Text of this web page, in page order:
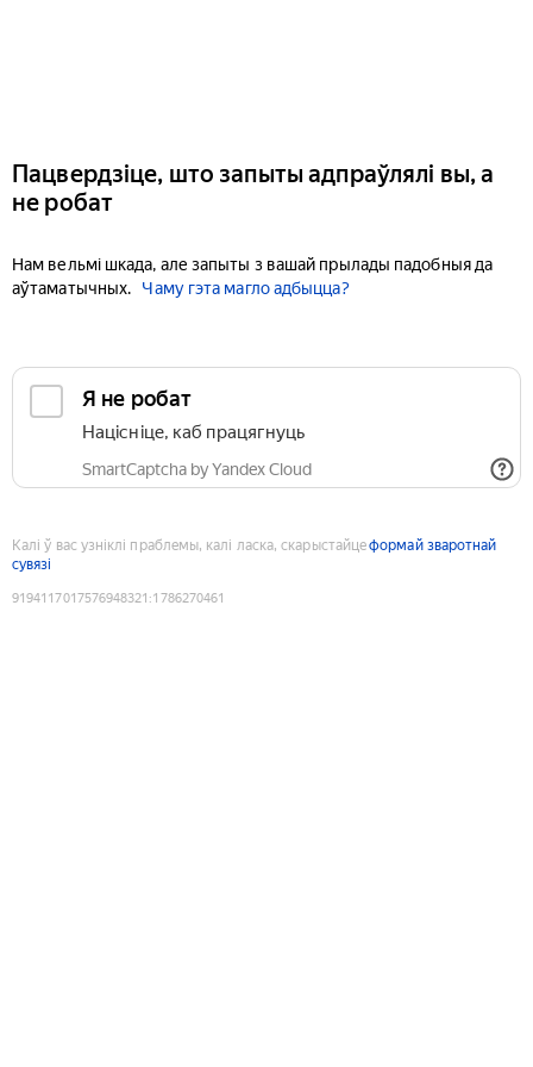
Пацвердзіце, што запыты адпраўлялі вы, а
не робат
Нам вельмі шкада, але запыты з вашай прылады падобныя да
аўтаматычных.
Чаму гэта магло адбыцца?
Я не робат
Націсніце, каб працягнуць
SmartCaptcha by Yandex Cloud
Калі ў вас узніклі праблемы, калі ласка, скарыстайцеформай зваротнай
сувязі
9194117017576948321 :1786270461